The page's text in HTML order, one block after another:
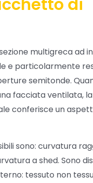
multigreca ad
e particolarmente
semitonde.
facciata ventilata,
conferisce un
sono: curvatura
a shed. Sono
tessuto non